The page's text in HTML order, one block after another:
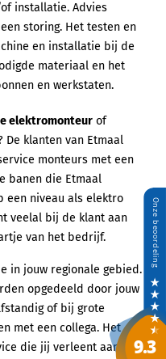
installatie. Advies
storing. Het testen en
en installatie bij de
materiaal en het
en werkstaten.
elektromonteur of
klanten van Etmaal
monteurs met een
banen die Etmaal
een niveau als elektro
veelal bij de klant aan
van het bedrijf.
in jouw regionale gebied.
opgedeeld door jouw
of bij grote
met een collega. Het
die jij verleent aan de